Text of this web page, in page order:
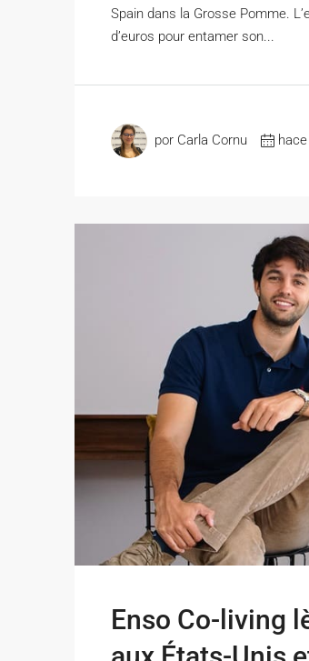
Spain dans la Grosse Pomme.
d’euros pour entamer son...
por Carla Cornu
Enso Co-living